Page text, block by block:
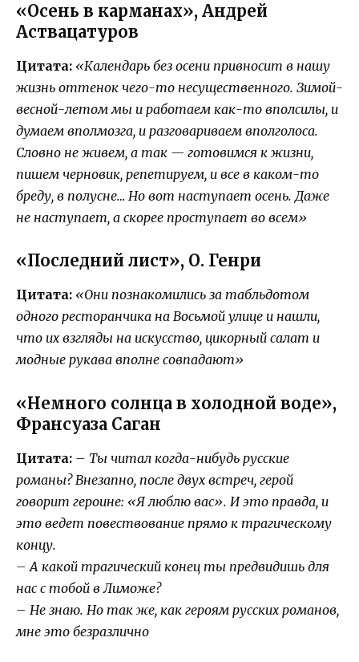
«Осень в карманах», Андрей
Аствацатуров
Цитата: «Календарь без осени привносит в нашу
жизнь оттенок чего-то несущественного. Зимой-
весной-летом мы и работаем как-то вполсилы, и
думаем вполмозга, и разговариваем вполголоса.
Словно не живем, а так — готовимся к жизни,
пишем черновик, репетируем, и все в каком-то
бреду, в полусне… Но вот наступает осень. Даже
не наступает, а скорее проступает во всем»
«Последний лист», О. Генри
Цитата: «Они познакомились за табльдотом
одного ресторанчика на Восьмой улице и нашли,
что их взгляды на искусство, цикорный салат и
модные рукава вполне совпадают»
«Немного солнца в холодной воде»,
Франсуаза Саган
Цитата: – Ты читал когда-нибудь русские
романы? Внезапно, после двух встреч, герой
говорит героине: «Я люблю вас». И это правда, и
это ведет повествование прямо к трагическому
концу.
– А какой трагический конец ты предвидишь для
нас с тобой в Лиможе?
– Не знаю. Но так же, как героям русских романов,
мне это безразлично